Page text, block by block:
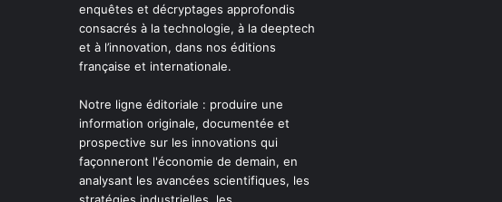
enquêtes et décryptages approfondis
consacrés à la technologie, à la deeptech
et à l’innovation, dans nos éditions
française et internationale.
Notre ligne éditoriale : produire une
information originale, documentée et
prospective sur les innovations qui
façonneront l'économie de demain, en
analysant les avancées scientifiques, les
stratégies industrielles, les